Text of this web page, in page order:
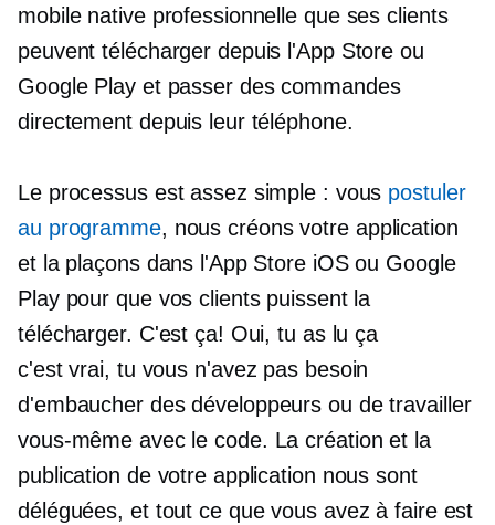
mobile native professionnelle que ses clients
peuvent télécharger depuis l'App Store ou
Google Play et passer des commandes
directement depuis leur téléphone.
Le processus est assez simple : vous postuler
au programme, nous créons votre application
et la plaçons dans l'App Store iOS ou Google
Play pour que vos clients puissent la
télécharger. C'est ça! Oui, tu as lu ça
c'est vrai, tu vous n'avez pas besoin
d'embaucher des développeurs ou de travailler
vous-même avec le code. La création et la
publication de votre application nous sont
déléguées, et tout ce que vous avez à faire est